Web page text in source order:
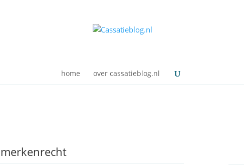
home over cassatieblog.nl